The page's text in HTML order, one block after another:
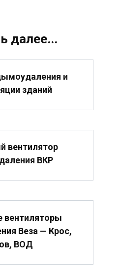
далее...
и
зданий
вентилятор
ВКР
Веза — Крос,
ВОД